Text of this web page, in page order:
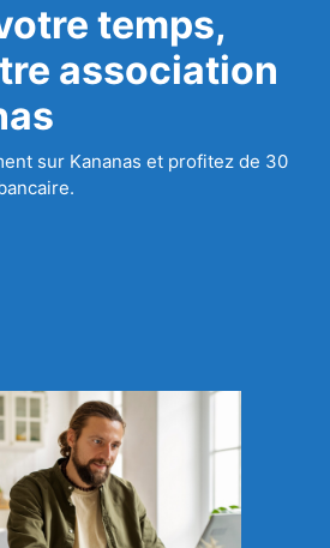
temps,
association
sur Kananas et profitez de 30